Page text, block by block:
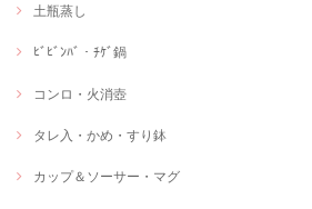
土瓶蒸し
ﾋﾞﾋﾞﾝﾊﾞ・ﾁｹﾞ鍋
コンロ・火消壺
タレ入・かめ・すり鉢
カップ＆ソーサー・マグ